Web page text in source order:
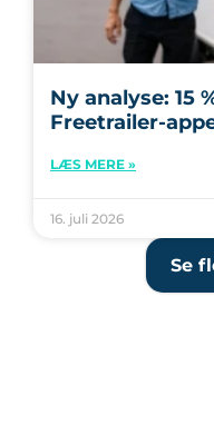
Ny analyse: 15
Freetrailer-
LÆS MERE »
16. juli 2026
Se